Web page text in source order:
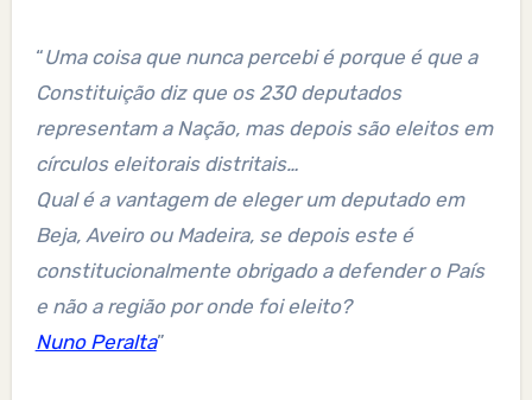
“Uma coisa que nunca percebi é porque é que a
Constituição diz que os 230 deputados
representam a Nação, mas depois são eleitos em
círculos eleitorais distritais…
Qual é a vantagem de eleger um deputado em
Beja, Aveiro ou Madeira, se depois este é
constitucionalmente obrigado a defender o País
e não a região por onde foi eleito?
Nuno Peralta”